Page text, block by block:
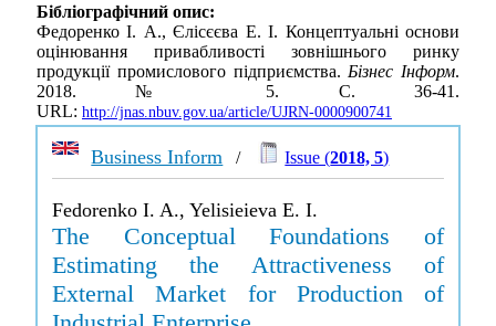
Бібліографічний опис:
Федоренко І. А., Єлісєєва Е. І. Концептуальні основи
оцінювання привабливості зовнішнього ринку
продукції промислового підприємства.Бізнес Інформ.
2018. № 5. С. 36-41.
URL: http://jnas.nbuv.gov.ua/article/UJRN-0000900741
Business Inform / Issue (2018, 5)
Fedorenko I. A., Yelisieieva E. I.
The Conceptual Foundations of
Estimating the Attractiveness of
External Market for Production of